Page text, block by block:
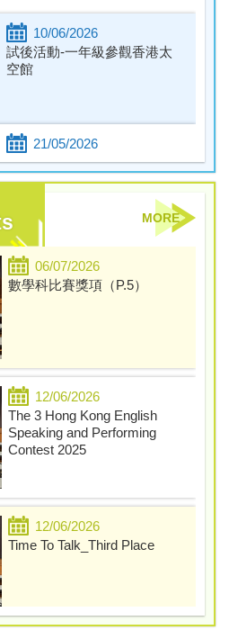
者獎_P.4-P.6
獎
﹑健康
10/06/2026
試後活動-一年級參觀香港太
空館
21/05/2026
傳光禮
小二奉茶禮
參觀石崗軍營活動
M+博物館「趙無極 版藝匠
心」工作坊
MORE
06/07/2026
數學科比賽獎項（P.5）
12/06/2026
The 3 Hong Kong English
Speaking and Performing
Contest 2025
12/06/2026
Time To Talk_Third Place